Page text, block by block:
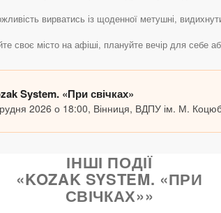
вирватись із щоденної метушні,
своє місто на афіші, плануйте вечір для себе
System. «При свічках»
2026 о 18:00, Вінниця, ВДПУ ім. М.
ІНШІ ПОДІЇ
«KOZAK SYSTEM. «ПРИ
СВІЧКАХ»»